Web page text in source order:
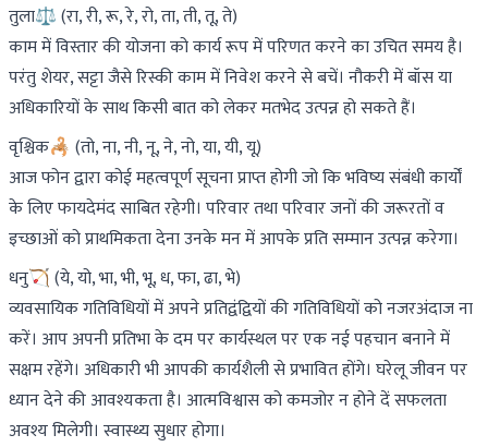
तुला⚖️ (रा, री, रू, रे, रो, ता, ती, तू, ते)
काम में विस्तार की योजना को कार्य रूप में परिणत करने का उचित समय है।
परंतु शेयर, सट्टा जैसे रिस्की काम में निवेश करने से बचें। नौकरी में बॉस या
अधिकारियों के साथ किसी बात को लेकर मतभेद उत्पन्न हो सकते हैं।
वृश्चिक🦂 (तो, ना, नी, नू, ने, नो, या, यी, यू)
आज फोन द्वारा कोई महत्वपूर्ण सूचना प्राप्त होगी जो कि भविष्य संबंधी कार्यों
के लिए फायदेमंद साबित रहेगी। परिवार तथा परिवार जनों की जरूरतों व
इच्छाओं को प्राथमिकता देना उनके मन में आपके प्रति सम्मान उत्पन्न करेगा।
धनु🏹 (ये, यो, भा, भी, भू, ध, फा, ढा, भे)
व्यवसायिक गतिविधियों में अपने प्रतिद्वंद्वियों की गतिविधियों को नजरअंदाज ना
करें। आप अपनी प्रतिभा के दम पर कार्यस्थल पर एक नई पहचान बनाने में
सक्षम रहेंगे। अधिकारी भी आपकी कार्यशैली से प्रभावित होंगे। घरेलू जीवन पर
ध्यान देने की आवश्यकता है। आत्मविश्वास को कमजोर न होने दें सफलता
अवश्य मिलेगी। स्वास्थ्य सुधार होगा।